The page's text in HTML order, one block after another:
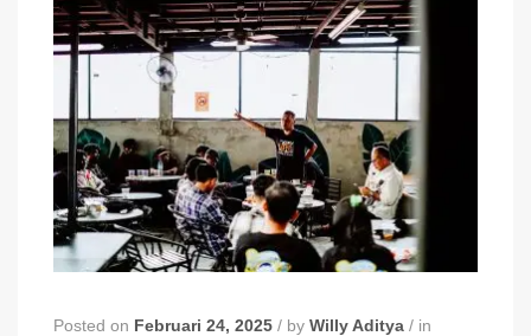
Posted on Februari 24, 2025 / by Willy Aditya / in